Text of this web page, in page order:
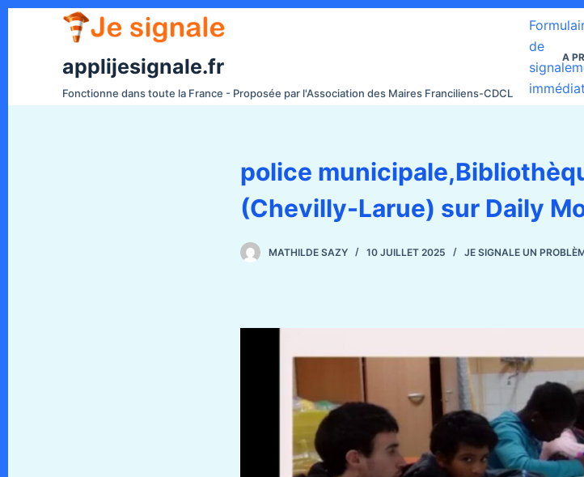
e
applijesignale.fr
Fonctionne dans toute la France - Proposée par l'Association des Maires Franciliens-CDCL
de
immédiat
A
police
(Chevilly-Larue) sur Daily
MATHILDE SAZY 10 JUILLET 2025 JE SIGNALE UN